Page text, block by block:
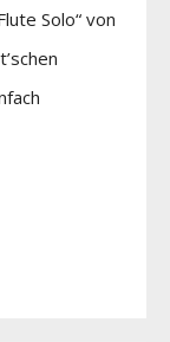
Solo“ von